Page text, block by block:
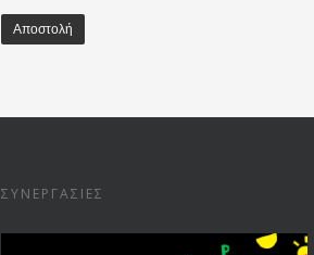
ΣΥΝΕΡΓΑΣΊΕΣ